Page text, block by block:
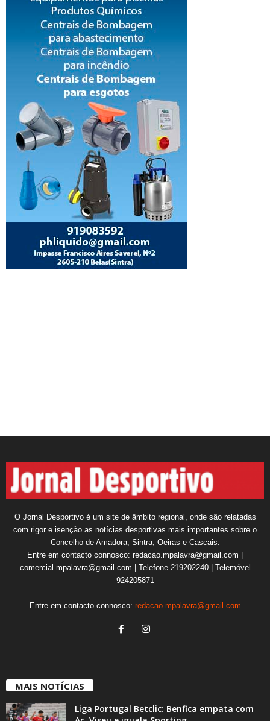
O Jornal Desportivo é um site de âmbito regional, onde são relatadas
com rigor e isenção as notícias desportivas mais importantes sobre o
Concelho de Amadora, Sintra, Oeiras e Cascais.
Entre em contacto connosco: redacao.mpalavra@gmail.com |
comercial.mpalavra@gmail.com | Telefone 219202240 | Telemóvel
924205871
Entre em contacto connosco: redacao.mpalavra@gmail.com
MAIS NOTÍCIAS
Liga Portugal Betclic: Benfica empata com